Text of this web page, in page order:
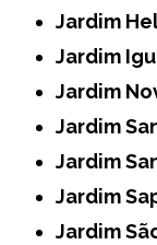
Jardim
Jardim
Jardim
Jardim
Jardim
Jardim
Jardim